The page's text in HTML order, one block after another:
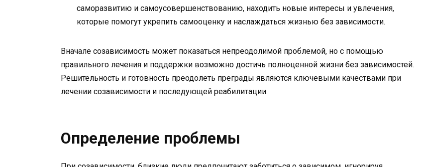
саморазвитию и самоусовершенствованию, находить новые интересы и увлечения,
которые помогут укрепить самооценку и наслаждаться жизнью без зависимости.
Вначале созависимость может показаться непреодолимой проблемой, но с помощью
правильного лечения и поддержки возможно достичь полноценной жизни без зависимостей.
Решительность и готовность преодолеть преграды являются ключевыми качествами при
лечении созависимости и последующей реабилитации.
Определение проблемы